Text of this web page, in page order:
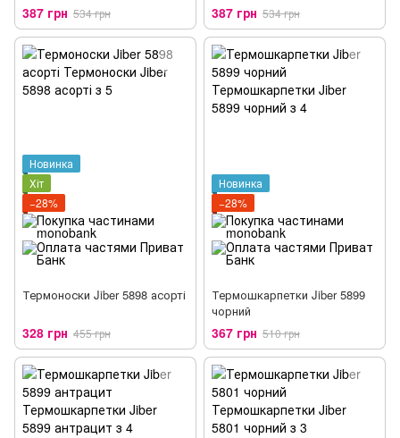
387 грн 534 грн 387 грн 534 грн
Новинка
Хіт
−28%
Термоноски Jiber 5898 асорті
328 грн 455 грн
Новинка
−28%
Термошкарпетки Jiber 5899
чорний
367 грн 510 грн